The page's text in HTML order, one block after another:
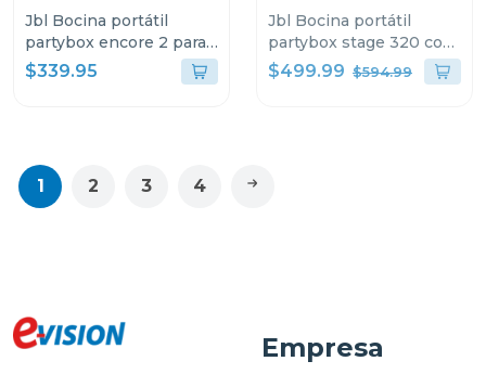
Jbl Bocina portátil
partybox encore 2 para
karaoke
$339.95
Jbl Bocina portátil
partybox stage 320 con
bateria recargable
$499.99 $594.99
1 2 3 4
Empresa